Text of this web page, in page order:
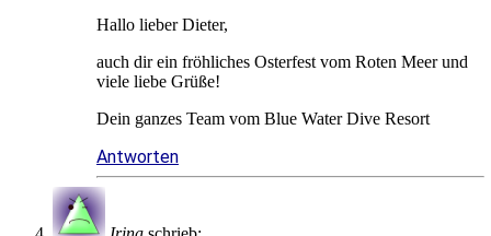
Hallo lieber Dieter,
auch dir ein fröhliches Osterfest vom Roten Meer und
viele liebe Grüße!
Dein ganzes Team vom Blue Water Dive Resort
Antworten